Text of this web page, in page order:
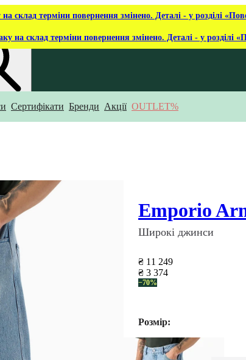
на склад терміни повернення змінено. Деталі - у розділі
на склад терміни повернення змінено. Деталі - у розділі
Сертифікати Бренди Акції OUTLET%
Emporio
Широкі джинси
₴ 11 249
₴ 3 374
−70%
Розмір: